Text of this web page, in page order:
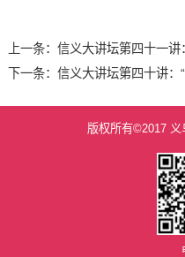
上一条： 信义大讲坛第四十一讲
下一条： 信义大讲坛第四十讲：
版权所有©2017 义